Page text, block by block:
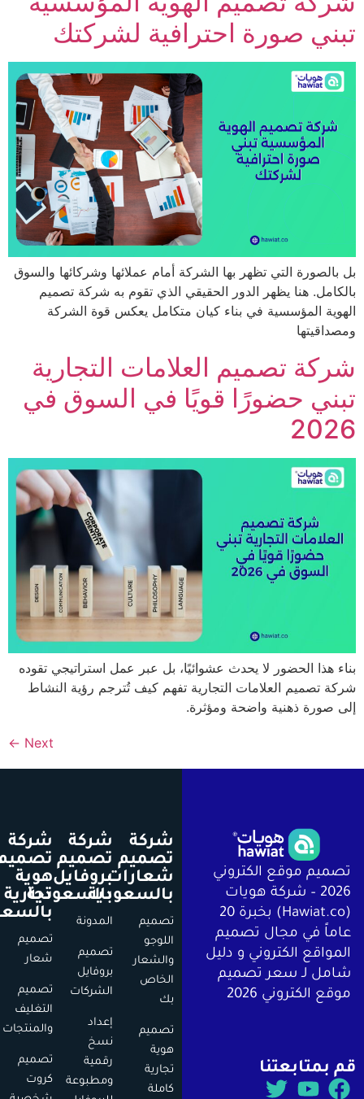
صورة احترافية لشركتك
التي تظهر بها الشركة أمام عملائها وشركائها والسوق
هنا يظهر الدور الحقيقي الذي تقوم به شركة تصميم
المؤسسية في بناء كيان متكامل يعكس قوة الشركة
تصميم العلامات التجارية
حضورًا قويًا في السوق في
الحضور لا يحدث عشوائيًا، بل عبر عمل استراتيجي تقوده
تصميم العلامات التجارية تفهم كيف تُترجم رؤية النشاط
ذهنية واضحة ومؤثرة.
←
موقع الكتروني
2026 – شركة هويات
(Hawiat.co) بخبرة 20
في مجال تصميم
الكتروني و دليل
لـ سعر تصميم
الكتروني 2026
شركة
تصميم
شعارات
بالسعودية
تصميم
والشعار
تصميم
شركة
تصميم
بروفايل
بالسعودية
المدونة
تصميم
بروفايل
الشركات
رقمية
ومطبوعة
شركة
تصميم
هوية
تجارية
بالسعودية
تصميم
شعار
تصميم
التغليف
والمنتجات
تصميم
كروت